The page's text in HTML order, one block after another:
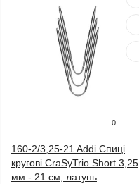
0
160-2/3,25-21 Addi Спиці
кругові CraSyTrio Short 3,25
мм - 21 см, латунь